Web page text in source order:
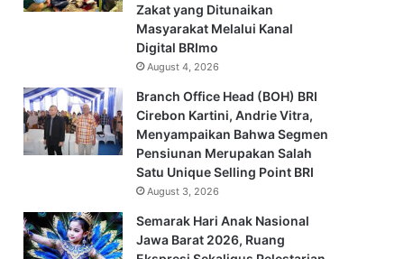
Zakat yang Ditunaikan
Masyarakat Melalui Kanal
Digital BRImo
August 4, 2026
Branch Office Head (BOH) BRI
Cirebon Kartini, Andrie Vitra,
Menyampaikan Bahwa Segmen
Pensiunan Merupakan Salah
Satu Unique Selling Point BRI
August 3, 2026
Semarak Hari Anak Nasional
Jawa Barat 2026, Ruang